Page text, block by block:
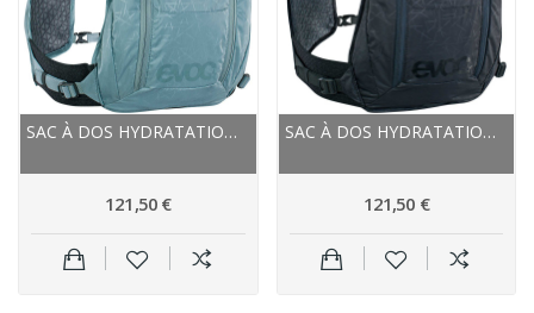
SAC À DOS HYDRATATION EVOC ROUTE GRAVEL VTT...
121,50 €
SAC À DOS HYDRATATION EVOC ROUTE GRAVEL VTT...
121,50 €